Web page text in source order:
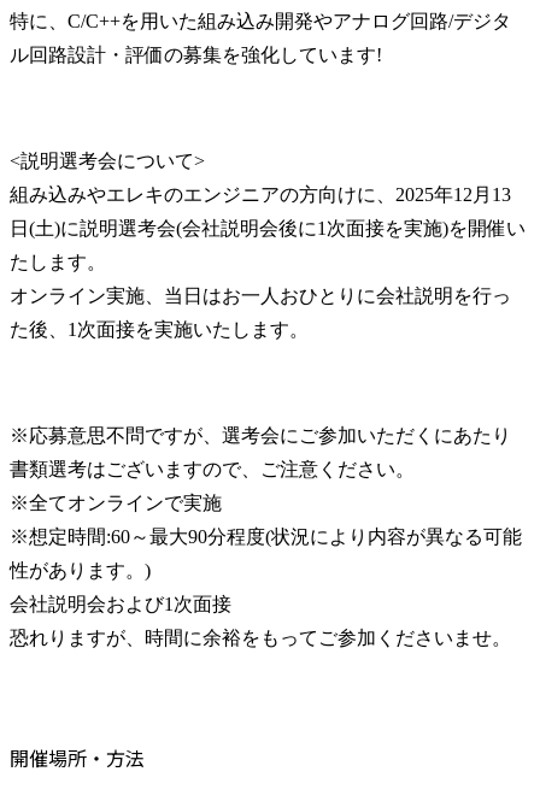
特に、C/C++を用いた組み込み開発やアナログ回路/デジタ
ル回路設計・評価の募集を強化しています!
<説明選考会について>
組み込みやエレキのエンジニアの方向けに、2025年12月13
日(土)に説明選考会(会社説明会後に1次面接を実施)を開催い
たします。
オンライン実施、当日はお一人おひとりに会社説明を行っ
た後、1次面接を実施いたします。
※応募意思不問ですが、選考会にご参加いただくにあたり
書類選考はございますので、ご注意ください。
※全てオンラインで実施
※想定時間:60～最大90分程度(状況により内容が異なる可能
性があります。)
会社説明会および1次面接
恐れりますが、時間に余裕をもってご参加くださいませ。
開催場所・方法